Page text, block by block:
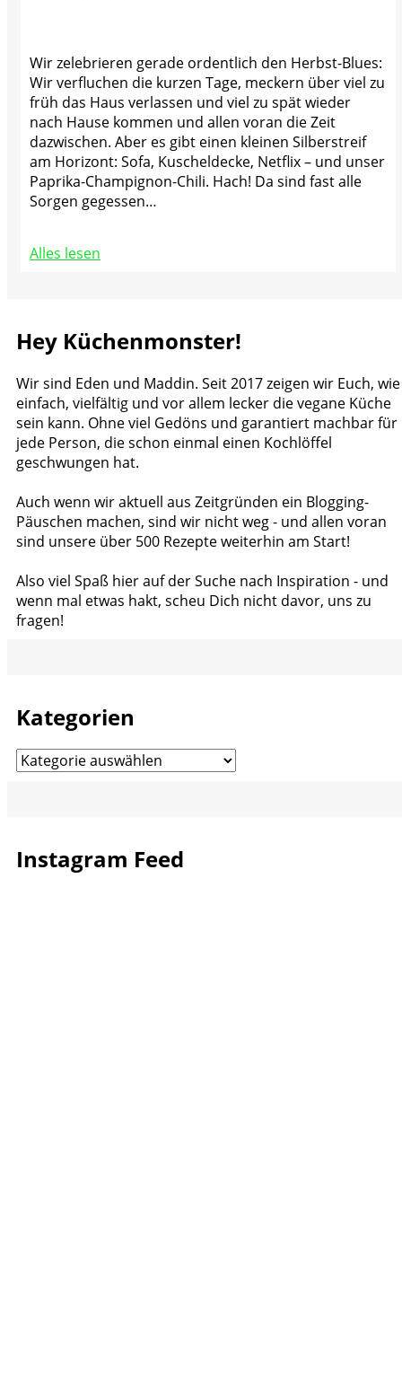
Wir zelebrieren gerade ordentlich den Herbst-Blues:
Wir verfluchen die kurzen Tage, meckern über viel zu
früh das Haus verlassen und viel zu spät wieder
nach Hause kommen und allen voran die Zeit
dazwischen. Aber es gibt einen kleinen Silberstreif
am Horizont: Sofa, Kuscheldecke, Netflix – und unser
Paprika-Champignon-Chili. Hach! Da sind fast alle
Sorgen gegessen…
Alles lesen
Hey Küchenmonster!
Wir sind Eden und Maddin. Seit 2017 zeigen wir Euch, wie
einfach, vielfältig und vor allem lecker die vegane Küche
sein kann. Ohne viel Gedöns und garantiert machbar für
jede Person, die schon einmal einen Kochlöffel
geschwungen hat.
Auch wenn wir aktuell aus Zeitgründen ein Blogging-
Päuschen machen, sind wir nicht weg - und allen voran
sind unsere über 500 Rezepte weiterhin am Start!
Also viel Spaß hier auf der Suche nach Inspiration - und
wenn mal etwas hakt, scheu Dich nicht davor, uns zu
fragen!
Kategorien
Kategorien
Instagram Feed